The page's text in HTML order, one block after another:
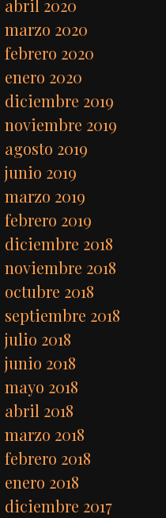
abril 2020
marzo 2020
febrero 2020
enero 2020
diciembre 2019
noviembre 2019
agosto 2019
junio 2019
marzo 2019
febrero 2019
diciembre 2018
noviembre 2018
octubre 2018
septiembre 2018
julio 2018
junio 2018
mayo 2018
abril 2018
marzo 2018
febrero 2018
enero 2018
diciembre 2017